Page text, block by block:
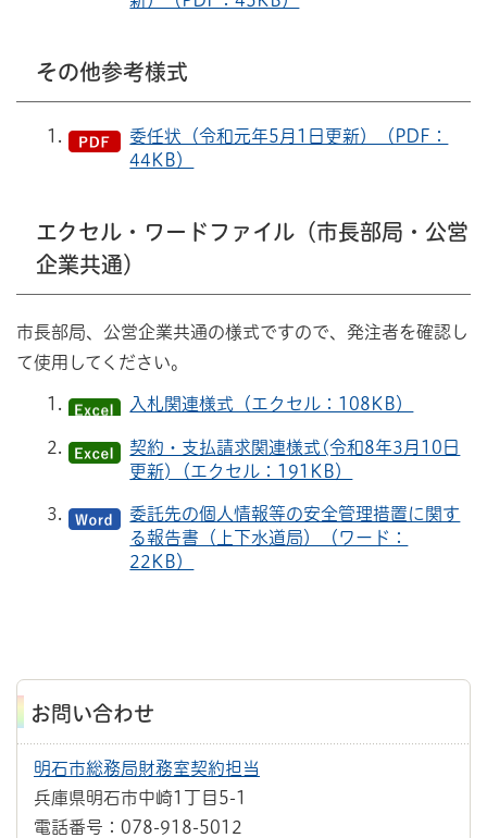
その他参考様式
委任状（令和元年5月1日更新）（PDF：
44KB）
エクセル・ワードファイル（市長部局・公営
企業共通）
市長部局、公営企業共通の様式ですので、発注者を確認し
て使用してください。
入札関連様式（エクセル：108KB）
契約・支払請求関連様式(令和8年3月10日
更新)（エクセル：191KB）
委託先の個人情報等の安全管理措置に関す
る報告書（上下水道局）（ワード：
22KB）
お問い合わせ
明石市総務局財務室契約担当
兵庫県明石市中崎1丁目5-1
電話番号：078-918-5012